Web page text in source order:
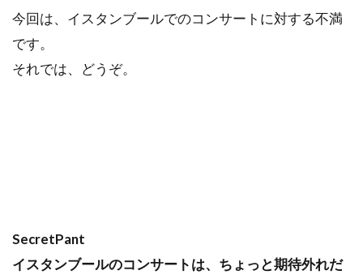
今回は、イスタンブールでのコンサートに対する不満
です。
それでは、どうぞ。
SecretPant
イスタンブールのコンサートは、ちょっと期待外れだ